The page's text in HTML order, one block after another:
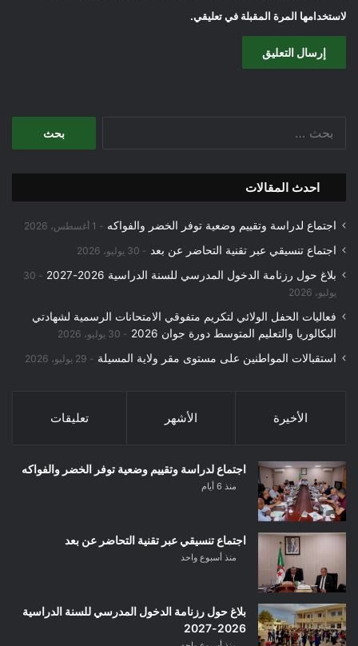
لاستخدامها المرة المقبلة في تعليقي.
احدث المقالات
اجتماع لدراسة وتقييم وضعية توفر الخضر والفواكه 1 أغسطس، 2026
اجتماع تنسيقي عبر تقنية التحاضر عن بعد 30 يوليو، 2026
بلاغ حول رزنامة الدخول المدرسي للسنة الدراسية 2026-2027
30
يوليو، 2026
فعاليات الحفل الولائي لتكريم متفوقي الامتحانات الرسمية لشهادتي
البكالوريا والتعليم المتوسط دورة جوان 2026
30 يوليو، 2026
استقبالات المواطنين على مستوى مقر ولاية المسيلة 29 يوليو، 2026
الأخيرة الأشهر تعليقات
اجتماع لدراسة وتقييم وضعية توفر الخضر والفواكه
منذ 6 أيام
اجتماع تنسيقي عبر تقنية التحاضر عن بعد
منذ أسبوع واحد
بلاغ حول رزنامة الدخول المدرسي للسنة الدراسية
2026-2027